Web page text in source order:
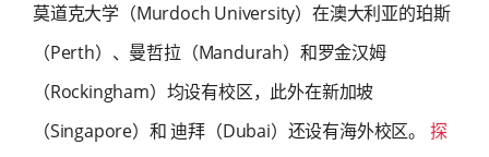
莫道克大学（Murdoch University）在澳大利亚的珀斯
（Perth）、曼哲拉（Mandurah）和罗金汉姆
（Rockingham）均设有校区，此外在新加坡
（Singapore）和 迪拜（Dubai）还设有海外校区。 探